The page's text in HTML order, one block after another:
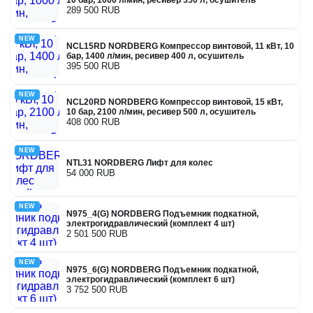
289 500 RUB
NEW
NCL15RD NORDBERG Компрессор винтовой, 11 кВт, 10
бар, 1400 л/мин, ресивер 400 л, осушитель
395 500 RUB
NEW
NCL20RD NORDBERG Компрессор винтовой, 15 кВт,
10 бар, 2100 л/мин, ресивер 500 л, осушитель
408 000 RUB
NEW
NTL31 NORDBERG Лифт для колес
54 000 RUB
NEW
N975_4(G) NORDBERG Подъемник подкатной,
электрогидравлический (комплект 4 шт)
2 501 500 RUB
NEW
N975_6(G) NORDBERG Подъемник подкатной,
электрогидравлический (комплект 6 шт)
3 752 500 RUB